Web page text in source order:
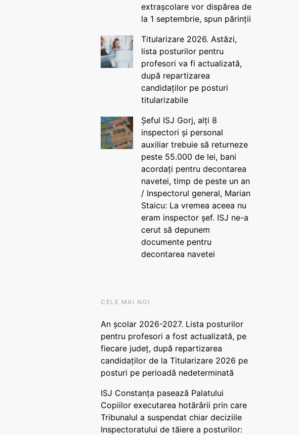
extrașcolare vor dispărea de
la 1 septembrie, spun părinții
Titularizare 2026. Astăzi,
lista posturilor pentru
profesori va fi actualizată,
după repartizarea
candidaților pe posturi
titularizabile
Șeful ISJ Gorj, alți 8
inspectori și personal
auxiliar trebuie să returneze
peste 55.000 de lei, bani
acordați pentru decontarea
navetei, timp de peste un an
/ Inspectorul general, Marian
Staicu: La vremea aceea nu
eram inspector șef. ISJ ne-a
cerut să depunem
documente pentru
decontarea navetei
CELE MAI NOI
An școlar 2026-2027. Lista posturilor
pentru profesori a fost actualizată, pe
fiecare județ, după repartizarea
candidaților de la Titularizare 2026 pe
posturi pe perioadă nedeterminată
ISJ Constanța pasează Palatului
Copiilor executarea hotărârii prin care
Tribunalul a suspendat chiar deciziile
Inspectoratului de tăiere a posturilor: